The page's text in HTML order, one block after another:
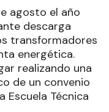
agosto el año
descarga
transformadores
energética.
realizando una
de un convenio
Técnica